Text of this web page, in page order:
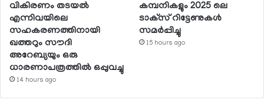
വികിരണം തടയല്‍
എന്നിവയിലെ
സഹകരണത്തിനായി
ഖത്തറും സൗദി
അറേബ്യയും ഒരു
ധാരണാപത്രത്തില്‍ ഒപ്പുവച്ചു
14 hours ago
കമ്പനികളും 2025 ലെ
ടാക്‌സ് റിട്ടേണുകള്‍
സമര്‍പ്പിച്ചു
15 hours ago